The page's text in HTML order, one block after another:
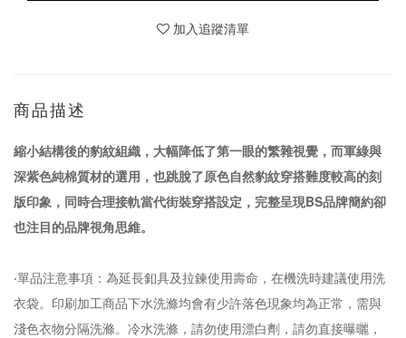
加入追蹤清單
商品描述
縮小結構後的豹紋組織，大幅降低了第一眼的繁雜視覺，而軍綠與
深紫色純棉質材的選用，也跳脫了原色自然豹紋穿搭難度較高的刻
版印象，同時合理接軌當代街裝穿搭設定，完整呈現BS品牌簡約卻
也注目的品牌視角思維。
‧單品注意事項：為延長釦具及拉鍊使用壽命，在機洗時建議使用洗
衣袋。印刷加工商品下水洗滌均會有少許落色現象均為正常，需與
淺色衣物分隔洗滌。冷水洗滌，請勿使用漂白劑，請勿直接曝曬，